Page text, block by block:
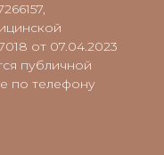
от 07.04.2023
публичной
по телефону